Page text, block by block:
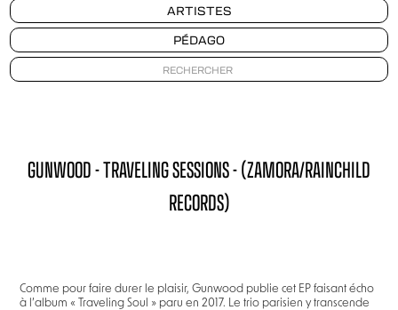
ARTISTES
PÉDAGO
GUNWOOD - TRAVELING SESSIONS - (ZAMORA/RAINCHILD
RECORDS)
Comme pour faire durer le plaisir, Gunwood publie cet EP faisant écho
à l’album « Traveling Soul » paru en 2017. Le trio parisien y transcende